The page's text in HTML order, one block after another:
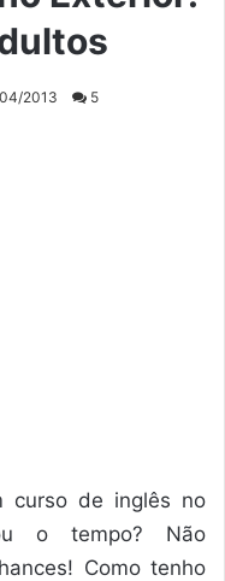
2013 5
curso de inglês no
o tempo? Não
Como tenho